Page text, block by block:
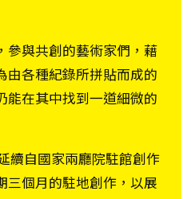
參與共創的藝術家們，藉
由各種紀錄所拼貼而成的
能在其中找到一道細微的
續自國家兩廳院駐館創作
三個月的駐地創作，以展